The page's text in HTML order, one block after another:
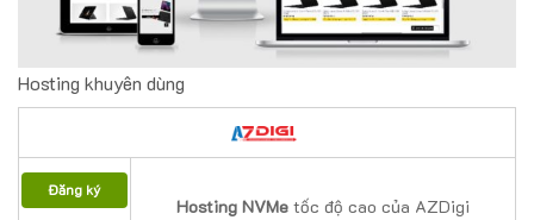
Hosting khuyên dùng
Đăng ký
Hosting NVMe tốc độ cao của AZDigi